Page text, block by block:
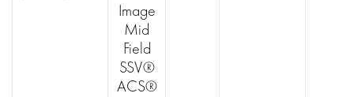
Image
Mid
Field
SSV®
ACS®